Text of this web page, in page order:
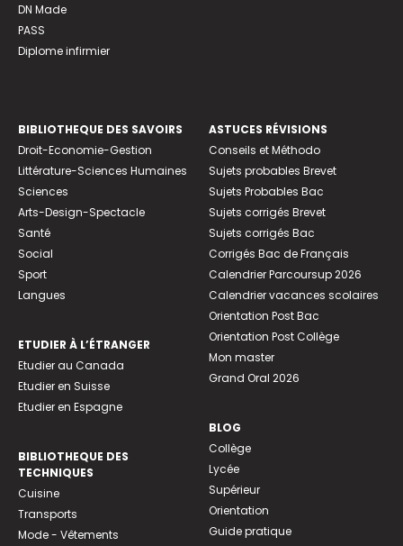
DN Made
PASS
Diplome infirmier
BIBLIOTHEQUE DES SAVOIRS
Droit-Economie-Gestion
Littérature-Sciences Humaines
Sciences
Arts-Design-Spectacle
Santé
Social
Sport
Langues
ETUDIER À L’ÉTRANGER
Etudier au Canada
Etudier en Suisse
Etudier en Espagne
BIBLIOTHEQUE DES
TECHNIQUES
Cuisine
Transports
Mode - Vêtements
ASTUCES RÉVISIONS
Conseils et Méthodo
Sujets probables Brevet
Sujets Probables Bac
Sujets corrigés Brevet
Sujets corrigés Bac
Corrigés Bac de Français
Calendrier Parcoursup 2026
Calendrier vacances scolaires
Orientation Post Bac
Orientation Post Collège
Mon master
Grand Oral 2026
BLOG
Collège
Lycée
Supérieur
Orientation
Guide pratique